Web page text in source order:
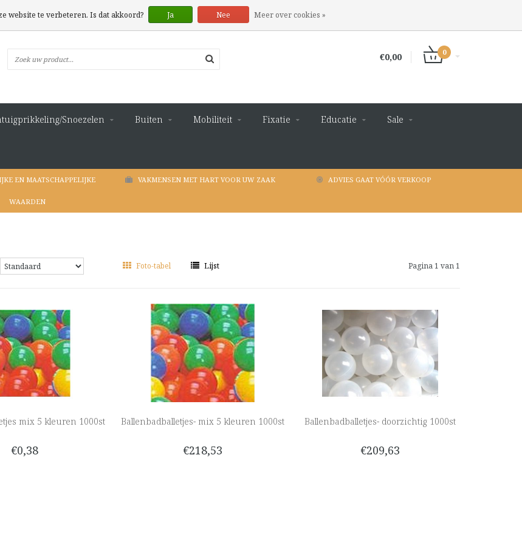
€0,00 0
Snoezelen Buiten Mobiliteit Fixatie Educatie Sale
EN MAATSCHAPPELIJKE
WAARDEN
VAKMENSEN MET HART VOOR UW ZAAK ADVIES GAAT VÓÓR VERKOOP
Foto-tabel Lijst Pagina 1 van 1
mix 5 kleuren 1000st
€0,38
Ballenbadballetjes- mix 5 kleuren 1000st
€218,53
Ballenbadballetjes- doorzichtig 1000st
€209,63
website te verbeteren. Is dat akkoord? Ja Nee Meer over cookies »